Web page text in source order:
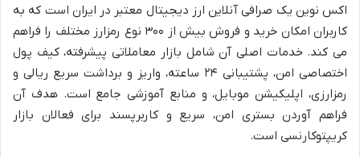
اکس نوین یک صرافی آنلاین ارز دیجیتال معتبر در ایران است که به
کاربران امکان خرید و فروش بیش از ۳۰۰ نوع رمزارز مختلف را فراهم
می کند. خدمات اصلی آن شامل بازار معاملاتی پیشرفته، کیف پول
اختصاصی امن، پشتیبانی ۲۴ ساعته، واریز و برداشت سریع ریالی و
رمزارزی، اپلیکیشن موبایل، و منابع آموزشی جامع است. هدف آن
فراهم آوردن بستری امن، سریع و کاربرپسند برای فعالان بازار
کریپتوکارنسی است.